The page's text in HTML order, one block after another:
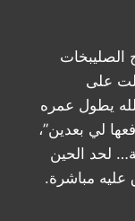
على
– الله يطول عمره
لي بعدين”،
لحد الحين
عليه مباشرة.